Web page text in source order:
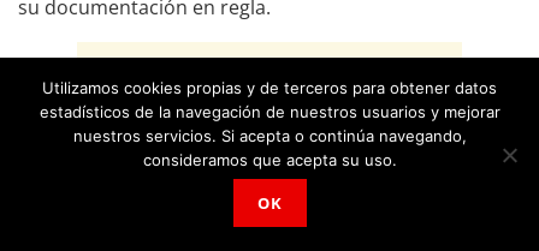
su documentación en regla.
ADVERTISEMENT
Utilizamos cookies propias y de terceros para obtener datos
estadísticos de la navegación de nuestros usuarios y mejorar
nuestros servicios. Si acepta o continúa navegando,
consideramos que acepta su uso.
OK